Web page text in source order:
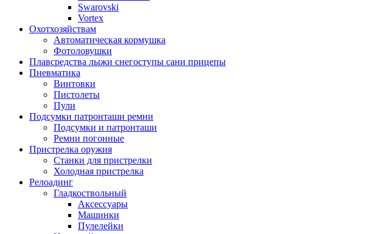
Swarovski
Vortex
Охотхозяйствам
Автоматическая кормушка
Фотоловушки
Плавсредства лыжи снегоступы сани прицепы
Пневматика
Винтовки
Пистолеты
Пули
Подсумки патронташи ремни
Подсумки и патронташи
Ремни погонные
Пристрелка оружия
Станки для пристрелки
Холодная пристрелка
Релоадинг
Гладкоствольный
Аксессуары
Машинки
Пулелейки